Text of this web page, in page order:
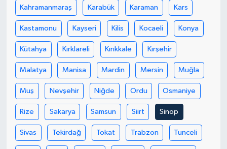
Kahramanmaraş Karabük Karaman Kars
Kastamonu Kayseri Kilis Kocaeli Konya
Kütahya Kırklareli Kırıkkale Kırşehir
Malatya Manisa Mardin Mersin Muğla
Muş Nevşehir Niğde Ordu Osmaniye
Rize Sakarya Samsun Siirt Sinop
Sivas Tekirdağ Tokat Trabzon Tunceli